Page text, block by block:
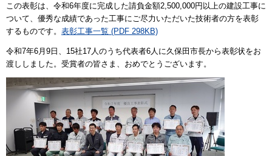
この表彰は、令和6年度に完成した請負金額2,500,000円以上の建設工事に
ついて、優秀な成績であった工事にご尽力いただいた技術者の方を表彰
するものです。 表彰工事一覧 (PDF 298KB)
令和7年6月9日、15社17人のうち代表者6人に久保田市長から表彰状をお
渡ししました。受賞者の皆さま、おめでとうございます。